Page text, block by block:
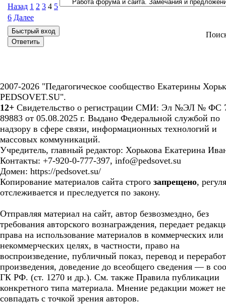
Назад 1 2 3 4 5
6 Далее
2007-2026 "Педагогическое сообщество Екатерины
PEDSOVET.SU".
12+ Свидетельство о регистрации СМИ: Эл №ЭЛ № ФС
89883 от 05.08.2025 г. Выдано Федеральной службой по
надзору в сфере связи, информационных технологий и
массовых коммуникаций.
Учредитель, главный редактор: Хорькова Екатерина
Контакты: +7-920-0-777-397, info@pedsovet.su
Домен: https://pedsovet.su/
Копирование материалов сайта строго запрещено,
отслеживается и преследуется по закону.
Отправляя материал на сайт, автор безвозмездно, без
требования авторского вознаграждения, передает
права на использование материалов в коммерческих или
некоммерческих целях, в частности, право на
воспроизведение, публичный показ, перевод и
произведения, доведение до всеобщего сведения — в
ГК РФ. (ст. 1270 и др.). См. также Правила публикации
конкретного типа материала. Мнение редакции может не
совпадать с точкой зрения авторов.